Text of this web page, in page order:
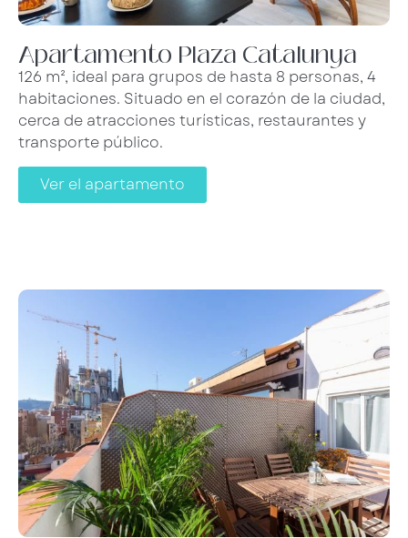
Apartamento Plaza Catalunya
126 m², ideal para grupos de hasta 8 personas, 4
habitaciones. Situado en el corazón de la ciudad,
cerca de atracciones turísticas, restaurantes y
transporte público.
Ver el apartamento